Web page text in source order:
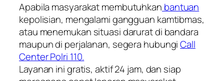
Apabila masyarakat membutuhkan bantuan
kepolisian, mengalami gangguan kamtibmas,
atau menemukan situasi darurat di bandara
maupun di perjalanan, segera hubungiCall
Center Polri 110.
Layanan ini gratis, aktif 24 jam, dan siap